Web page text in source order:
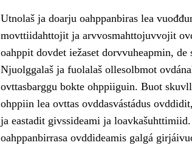
Utnolaš ja doarju oahppanbiras lea
movttiidahttojit ja arvvosmahttojuvvojit
oahppit dovdet iežaset dorvvuheapmin, de
Njuolggalaš ja fuolalaš ollesolbmot
ovttasbarggu bokte ohppiiguin. Buot
ohppiin lea ovttas ovddasvástádus
ja eastadit givssideami ja
oahppanbirrasa ovddideamis galgá